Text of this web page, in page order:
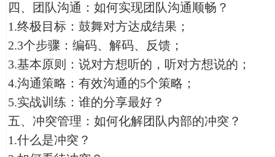
四、团队沟通：如何实现团队沟通顺畅？
1.终极目标：鼓舞对方达成结果；
2.3个步骤：编码、解码、反馈；
3.基本原则：说对方想听的，听对方想说的；
4.沟通策略：有效沟通的5个策略；
5.实战训练：谁的分享最好？
五、冲突管理：如何化解团队内部的冲突？
1.什么是冲突？